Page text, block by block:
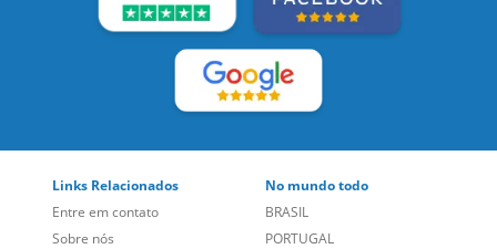
Sobre nós
Empregos
Blog
PORTUGAL
ESTADOS UNIDOS (EN)
ESTADOS UNIDOS (ES)